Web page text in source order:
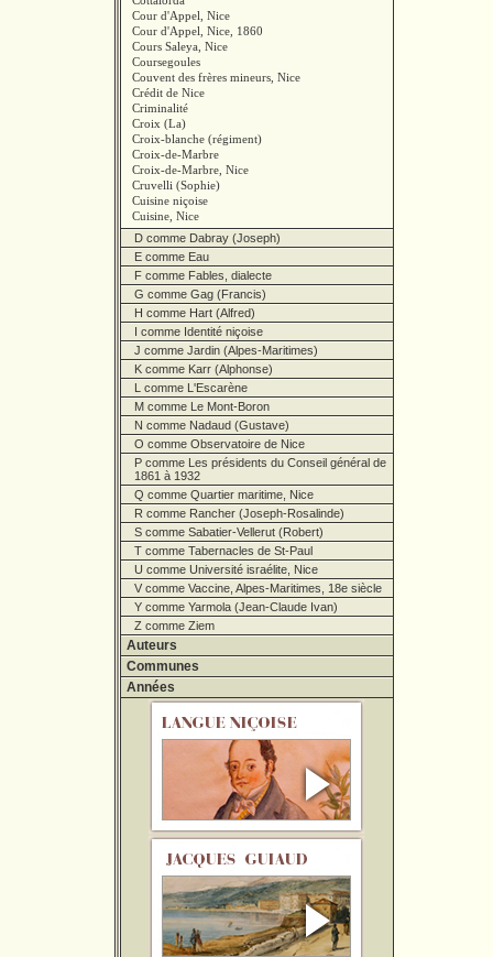
Cour d'Appel, Nice
Cour d'Appel, Nice, 1860
Cours Saleya, Nice
Coursegoules
Couvent des frères mineurs, Nice
Crédit de Nice
Criminalité
Croix (La)
Croix-blanche (régiment)
Croix-de-Marbre
Croix-de-Marbre, Nice
Cruvelli (Sophie)
Cuisine niçoise
Cuisine, Nice
D comme Dabray (Joseph)
E comme Eau
F comme Fables, dialecte
G comme Gag (Francis)
H comme Hart (Alfred)
I comme Identité niçoise
J comme Jardin (Alpes-Maritimes)
K comme Karr (Alphonse)
L comme L'Escarène
M comme Le Mont-Boron
N comme Nadaud (Gustave)
O comme Observatoire de Nice
P comme Les présidents du Conseil général de
1861 à 1932
Q comme Quartier maritime, Nice
R comme Rancher (Joseph-Rosalinde)
S comme Sabatier-Vellerut (Robert)
T comme Tabernacles de St-Paul
U comme Université israélite, Nice
V comme Vaccine, Alpes-Maritimes, 18e siècle
Y comme Yarmola (Jean-Claude Ivan)
Z comme Ziem
Auteurs
Communes
Années